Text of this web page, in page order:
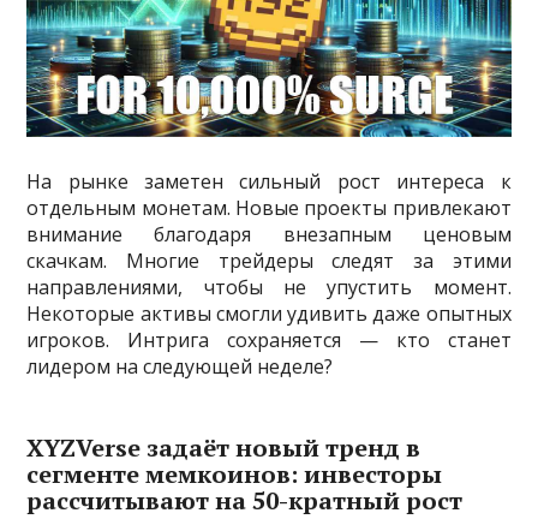
На рынке заметен сильный рост интереса к
отдельным монетам. Новые проекты привлекают
внимание благодаря внезапным ценовым
скачкам. Многие трейдеры следят за этими
направлениями, чтобы не упустить момент.
Некоторые активы смогли удивить даже опытных
игроков. Интрига сохраняется — кто станет
лидером на следующей неделе?
XYZVerse задаёт новый тренд в
сегменте мемкоинов: инвесторы
рассчитывают на 50-кратный рост